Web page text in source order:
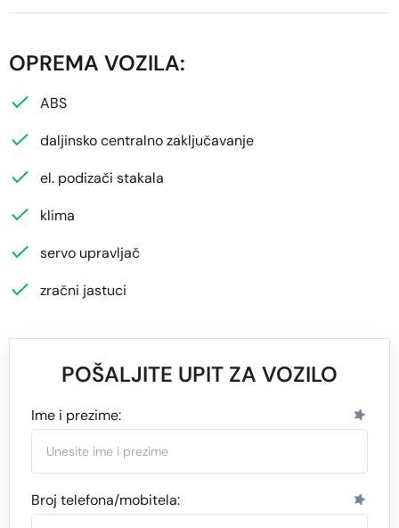
OPREMA VOZILA:
ABS
daljinsko centralno zaključavanje
el. podizači stakala
klima
servo upravljač
zračni jastuci
POŠALJITE UPIT ZA VOZILO
Ime i prezime:
Broj telefona/mobitela: